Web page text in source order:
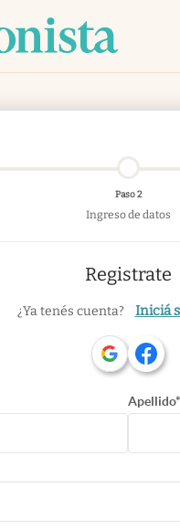
Paso 2
Ingreso de datos
Registrate
¿Ya tenés cuenta? Iniciá
Apellido*